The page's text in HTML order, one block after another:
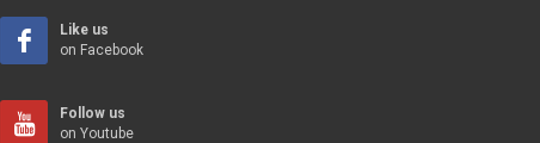
Like us
on Facebook
Follow us
on Youtube